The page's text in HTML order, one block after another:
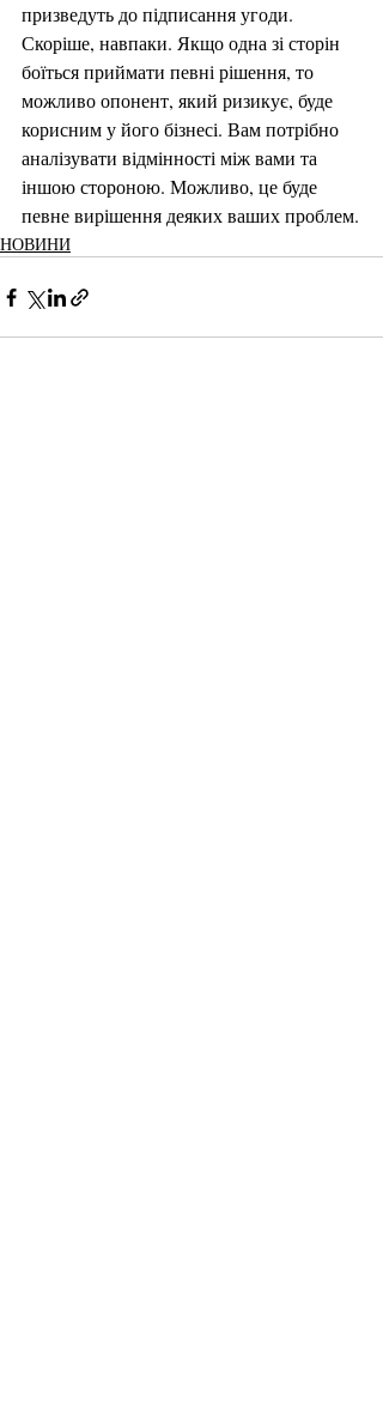
призведуть до підписання угоди.
Скоріше, навпаки. Якщо одна зі сторін
боїться приймати певні рішення, то
можливо опонент, який ризикує, буде
корисним у його бізнесі. Вам потрібно
аналізувати відмінності між вами та
іншою стороною. Можливо, це буде
певне вирішення деяких ваших проблем.
НОВИНИ